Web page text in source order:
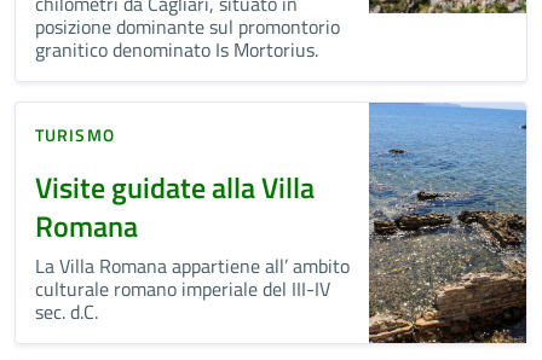
posizione dominante sul promontorio
granitico denominato Is Mortorius.
TURISMO
Visite guidate alla Villa
Romana
La Villa Romana appartiene all’ ambito
culturale romano imperiale del III-IV
sec. d.C.